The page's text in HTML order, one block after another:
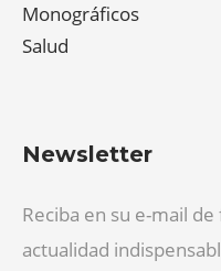
Monográficos
Salud
Newsletter
Reciba en su e-mail
actualidad